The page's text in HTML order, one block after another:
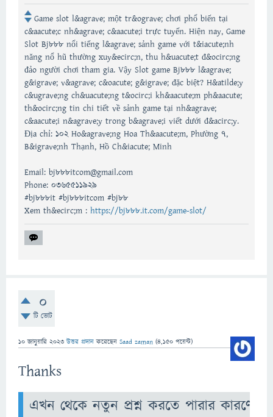
Game slot l&agrave; một tr&ograve; chơi phổ biến tại
c&aacute;c nh&agrave; c&aacute;i trực tuyến. Hiện nay, Game
Slot Bj888 nổi tiếng l&agrave; sảnh game với t&iacute;nh
năng nổ hũ thường xuy&ecirc;n, thu h&uacute;t đ&ocirc;ng
đảo người chơi tham gia. Vậy Slot game Bj888 l&agrave;
g&igrave; v&agrave; c&oacute; g&igrave; đặc biệt? H&atilde;y
c&ugrave;ng ch&uacute;ng t&ocirc;i kh&aacute;m ph&aacute;
th&ocirc;ng tin chi tiết về sảnh game tại nh&agrave;
c&aacute;i n&agrave;y trong b&agrave;i viết dưới đ&acirc;y.
Địa chỉ: 102 Ho&agrave;ng Hoa Th&aacute;m, Phường 7,
B&igrave;nh Thạnh, Hồ Ch&iacute; Minh
Email: bj888itcom@gmail.com
Phone: 0365511929
#bj888it #bj888itcom #bj88
Xem th&ecirc;m : https://bj888.it.com/game-slot/
0
টি ভোট
10 জানুয়ারি 2023 উত্তর প্রদান করেছেন Saad zaman (4,150 পয়েন্ট)
Thanks
এখন থেকে নতুন প্রশ্ন করতে পারার কারণে ।